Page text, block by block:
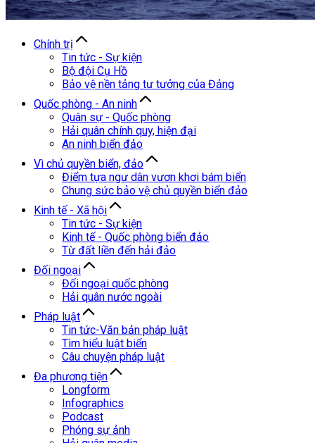
Chính trị
Tin tức - Sự kiện
Bộ đội Cụ Hồ
Bảo vệ nền tảng tư tưởng của Đảng
Quốc phòng - An ninh
Quân sự - Quốc phòng
Hải quân chính quy, hiện đại
An ninh biển đảo
Vì chủ quyền biển, đảo
Điểm tựa ngư dân vươn khơi bám biển
Chung sức bảo vệ chủ quyền biển đảo
Kinh tế - Xã hội
Tin tức - Sự kiện
Kinh tế - Quốc phòng biển đảo
Từ đất liền đến hải đảo
Đối ngoại
Đối ngoại quốc phòng
Hải quân nước ngoài
Pháp luật
Tin tức-Văn bản pháp luật
Tìm hiểu luật biển
Câu chuyện pháp luật
Đa phương tiện
Longform
Infographics
Podcast
Phóng sự ảnh